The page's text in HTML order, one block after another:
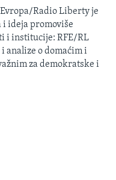
Radio Liberty je
ideja promoviše
i institucije: RFE/RL
analize o domaćim i
za demokratske i